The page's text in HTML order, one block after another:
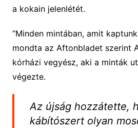
a kokain jelenlétét.
“Minden mintában, amit
mondta az Aftonbladet szerint
kórházi vegyész, aki a minták
végezte.
Az újság hozzátette,
kábítószert olyan